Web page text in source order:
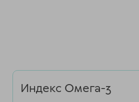
Индекс Омега-3